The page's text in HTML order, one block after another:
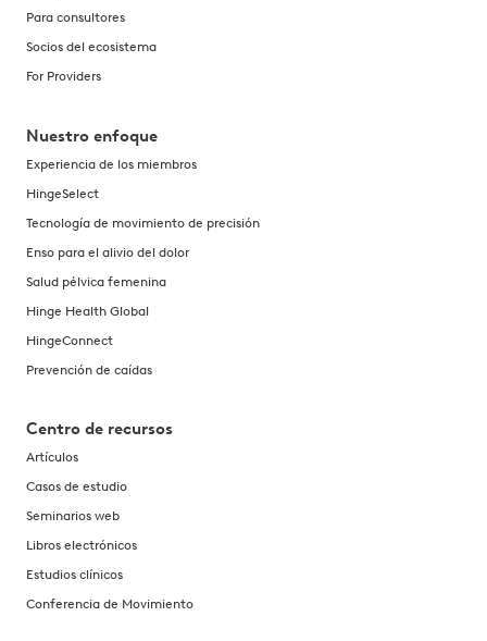
Para consultores
Socios del ecosistema
For Providers
Nuestro enfoque
Experiencia de los miembros
HingeSelect
Tecnología de movimiento de precisión
Enso para el alivio del dolor
Salud pélvica femenina
Hinge Health Global
HingeConnect
Prevención de caídas
Centro de recursos
Artículos
Casos de estudio
Seminarios web
Libros electrónicos
Estudios clínicos
Conferencia de Movimiento